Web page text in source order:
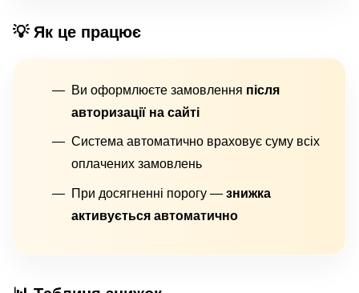
💡 Як це працює
Ви оформлюєте замовлення після
авторизації на сайті
Система автоматично враховує суму всіх
оплачених замовлень
При досягненні порогу — знижка
активується автоматично